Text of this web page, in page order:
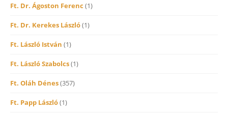
Ft. Dr. Ágoston Ferenc (1)
Ft. Dr. Kerekes László(1)
Ft. László István (1)
Ft. László Szabolcs(1)
Ft. Oláh Dénes(357)
Ft. Papp László(1)